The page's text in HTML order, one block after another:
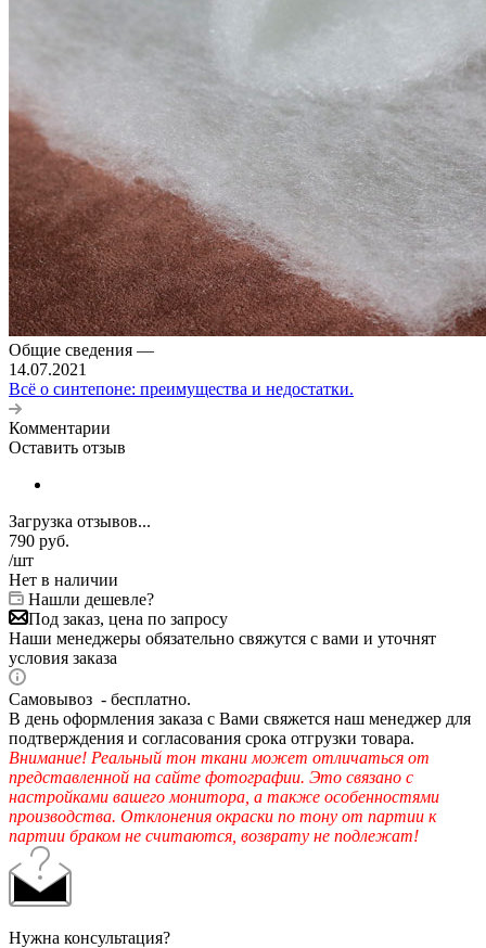
Общие сведения —
14.07.2021
Всё о синтепоне: преимущества и недостатки.
Комментарии
Оставить отзыв
Загрузка отзывов...
790 руб.
/шт
Нет в наличии
Нашли дешевле?
Под заказ, цена по запросу
Наши менеджеры обязательно свяжутся с вами и уточнят
условия заказа
Самовывоз - бесплатно.
В день оформления заказа с Вами свяжется наш менеджер для
подтверждения и согласования срока отгрузки товара.
Внимание! Реальный тон ткани может отличаться от
представленной на сайте фотографии. Это связано с
настройками вашего монитора, а также особенностями
производства. Отклонения окраски по тону от партии к
партии браком не считаются, возврату не подлежат!
Нужна консультация?